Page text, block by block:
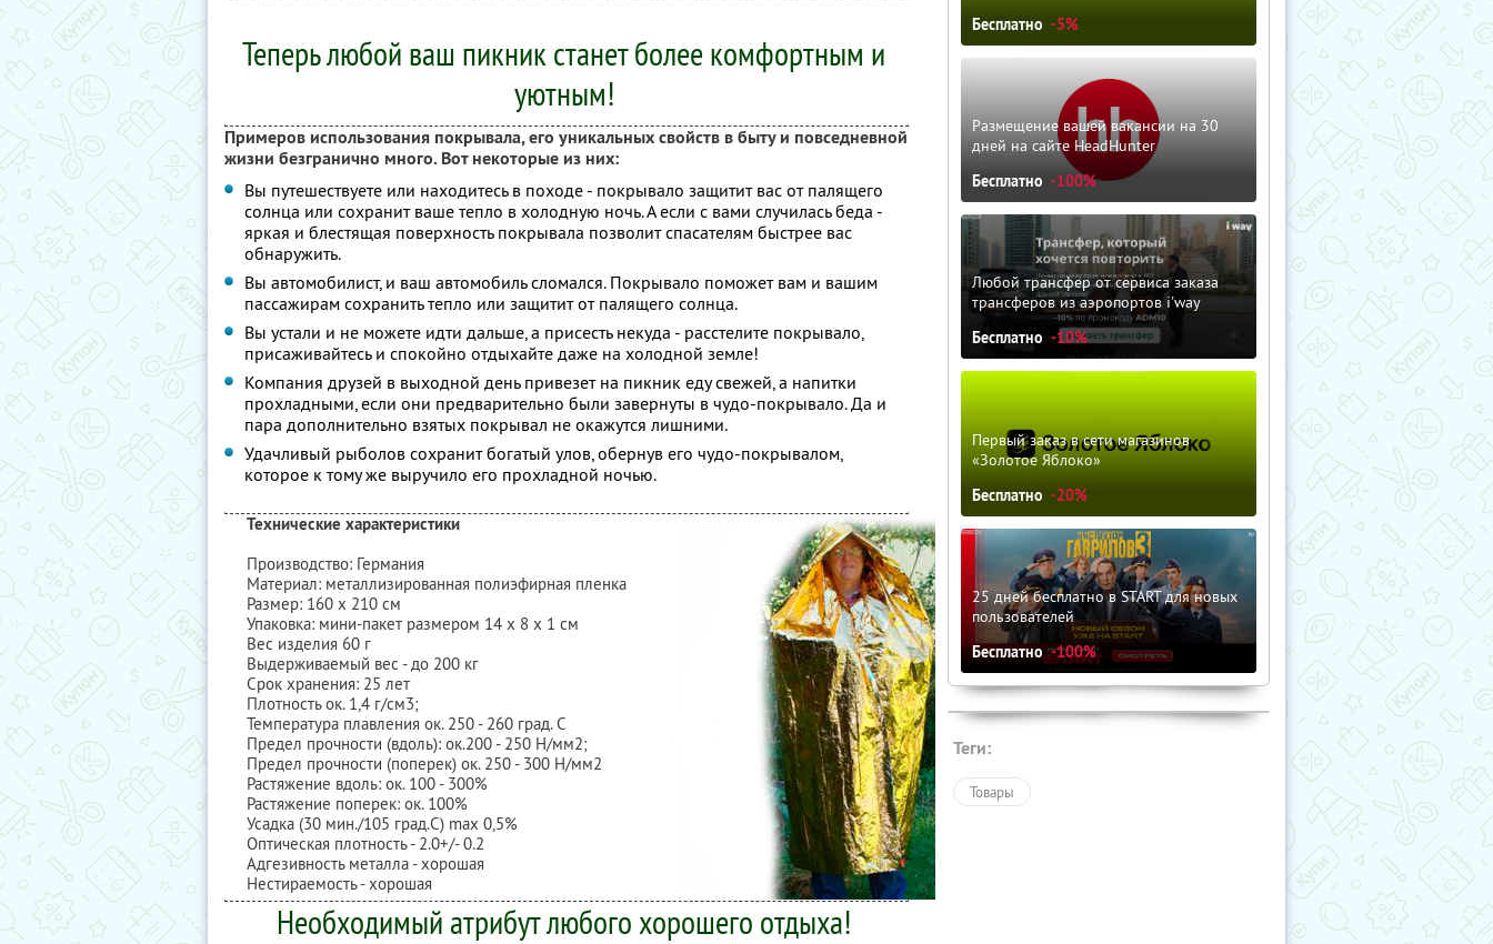
Теперь любой ваш пикник станет более комфортным и
уютным!
Примеров использования покрывала, его уникальных свойств в быту и повседневной
жизни безгранично много. Вот некоторые из них:
Вы путешествуете или находитесь в походе - покрывало защитит вас от палящего
солнца или сохранит ваше тепло в холодную ночь. А если с вами случилась беда -
яркая и блестящая поверхность покрывала позволит спасателям быстрее вас
обнаружить.
Вы автомобилист, и ваш автомобиль сломался. Покрывало поможет вам и вашим
пассажирам сохранить тепло или защитит от палящего солнца.
Вы устали и не можете идти дальше, а присесть некуда - расстелите покрывало,
присаживайтесь и спокойно отдыхайте даже на холодной земле!
Компания друзей в выходной день привезет на пикник еду свежей, а напитки
прохладными, если они предварительно были завернуты в чудо-покрывало. Да и
пара дополнительно взятых покрывал не окажутся лишними.
Удачливый рыболов сохранит богатый улов, обернув его чудо-покрывалом,
которое к тому же выручило его прохладной ночью.
Технические характеристики
Производство: Германия
Материал: металлизированная полиэфирная пленка
Размер: 160 х 210 см
Упаковка: мини-пакет размером 14 х 8 х 1 см
Вес изделия 60 г
Выдерживаемый вес - до 200 кг
Срок хранения: 25 лет
Плотность ок. 1,4 г/см3;
Температура плавления ок. 250 - 260 град. С
Предел прочности (вдоль): ок.200 - 250 Н/мм2;
Предел прочности (поперек) ок. 250 - 300 Н/мм2
Растяжение вдоль: ок. 100 - 300%
Растяжение поперек: ок. 100%
Усадка (30 мин./105 град.С) max 0,5%
Оптическая плотность - 2.0+/- 0.2
Адгезивность металла - хорошая
Нестираемость - хорошая
Необходимый атрибут любого хорошего отдыха!
Бесплатно -5%
Размещение вашей вакансии на 30
дней на сайте HeadHunter
Бесплатно -100%
Любой трансфер от сервиса заказа
трансферов из аэропортов i'way
Бесплатно -10%
Первый заказ в сети магазинов
«Золотое Яблоко»
Бесплатно -20%
25 дней бесплатно в START для новых
пользователей
Бесплатно -100%
Теги:
Товары